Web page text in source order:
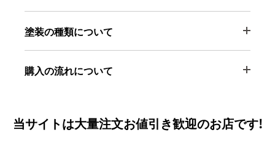
塗装の種類について
購入の流れについて
当サイトは大量注文お値引き歓迎のお店です!